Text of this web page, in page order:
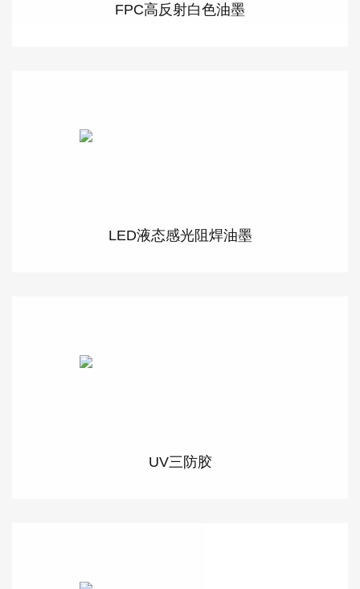
FPC高反射白色油墨
LED液态感光阻焊油墨
UV三防胶